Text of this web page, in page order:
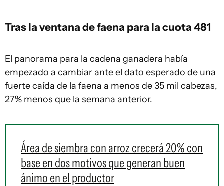
Tras la ventana de faena para la cuota 481
El panorama para la cadena ganadera había
empezado a cambiar ante el dato esperado de una
fuerte caída de la faena a menos de 35 mil cabezas,
27% menos que la semana anterior.
Área de siembra con arroz crecerá 20% con
base en dos motivos que generan buen
ánimo en el productor